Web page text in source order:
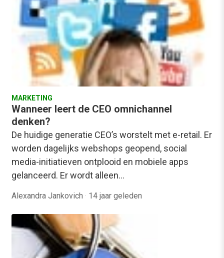
MARKETING
Wanneer leert de CEO omnichannel
denken?
De huidige generatie CEO’s worstelt met e-retail. Er
worden dagelijks webshops geopend, social
media-initiatieven ontplooid en mobiele apps
gelanceerd. Er wordt alleen…
Alexandra Jankovich · 14 jaar geleden